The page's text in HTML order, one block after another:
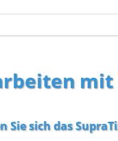
Sie sich das